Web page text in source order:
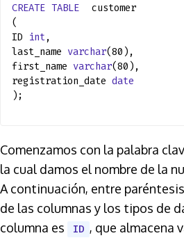
CREATE TABLE
customer
(
ID int,
last_name varchar(80),
first_name varchar(80),
registration_date date
);
Comenzamos con la palabra
la cual damos el nombre de la
A continuación, entre
de las columnas y los tipos de
columna es
ID , que almacena